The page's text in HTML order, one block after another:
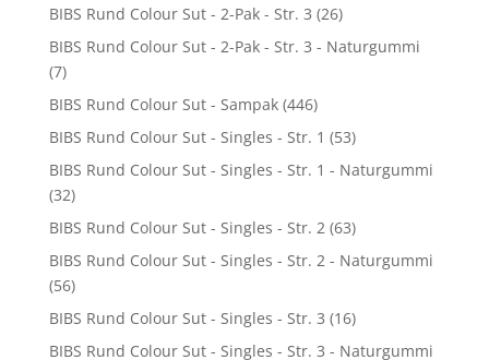
BIBS Rund Colour Sut - 2-Pak - Str. 3 (26)
BIBS Rund Colour Sut - 2-Pak - Str. 3 - Naturgummi
(7)
BIBS Rund Colour Sut - Sampak (446)
BIBS Rund Colour Sut - Singles - Str. 1 (53)
BIBS Rund Colour Sut - Singles - Str. 1 - Naturgummi
(32)
BIBS Rund Colour Sut - Singles - Str. 2 (63)
BIBS Rund Colour Sut - Singles - Str. 2 - Naturgummi
(56)
BIBS Rund Colour Sut - Singles - Str. 3 (16)
BIBS Rund Colour Sut - Singles - Str. 3 - Naturgummi